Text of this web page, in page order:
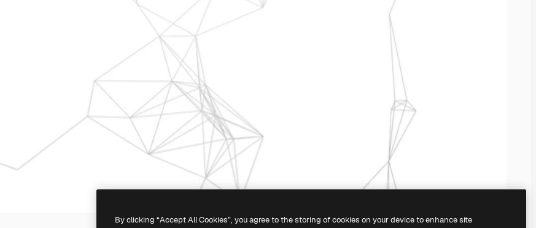
By clicking “Accept All Cookies”, you agree to the storing of cookies on your device to enhance site